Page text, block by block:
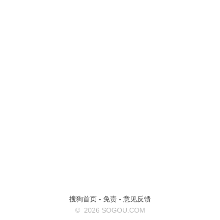
搜狗首页 - 免责 - 意见反馈
© 2026 SOGOU.COM